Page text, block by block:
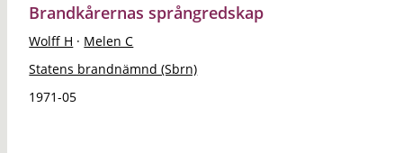
Brandkårernas språngredskap
Wolff H · Melen C
Statens brandnämnd (Sbrn)
1971-05